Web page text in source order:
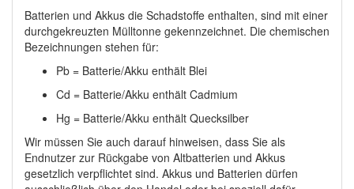
Batterien und Akkus die Schadstoffe enthalten, sind mit einer
durchgekreuzten Mülltonne gekennzeichnet. Die chemischen
Bezeichnungen stehen für:
Pb = Batterie/Akku enthält Blei
Cd = Batterie/Akku enthält Cadmium
Hg = Batterie/Akku enthält Quecksilber
Wir müssen Sie auch darauf hinweisen, dass Sie als
Endnutzer zur Rückgabe von Altbatterien und Akkus
gesetzlich verpflichtet sind. Akkus und Batterien dürfen